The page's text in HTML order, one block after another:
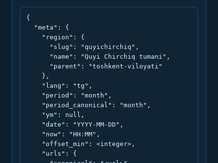
{
  "meta": {
    "region": {
      "slug": "quyichirchiq",
      "name": "Quyi Chirchiq tumani",
      "parent": "toshkent-viloyati"
    },
    "lang": "tg",
    "period": "month",
    "period_canonical": "month",
    "ym": null,
    "date": "YYYY-MM-DD",
    "now": "HH:MM",
    "offset_min": <integer>,
    "urls": {